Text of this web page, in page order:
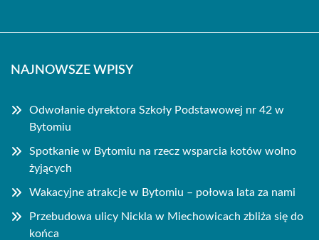
NAJNOWSZE WPISY
Odwołanie dyrektora Szkoły Podstawowej nr 42 w
Bytomiu
Spotkanie w Bytomiu na rzecz wsparcia kotów wolno
żyjących
Wakacyjne atrakcje w Bytomiu – połowa lata za nami
Przebudowa ulicy Nickla w Miechowicach zbliża się do
końca